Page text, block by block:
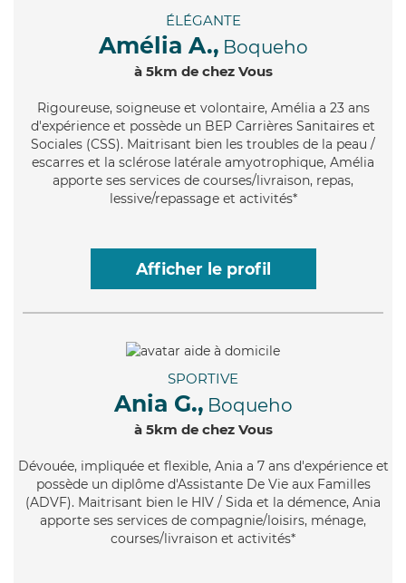
ÉLÉGANTE
Amélia A., Boqueho
à 5km de chez Vous
Rigoureuse, soigneuse et volontaire, Amélia a 23 ans
d'expérience et possède un BEP Carrières Sanitaires et
Sociales (CSS). Maitrisant bien les troubles de la peau /
escarres et la sclérose latérale amyotrophique, Amélia
apporte ses services de courses/livraison, repas,
lessive/repassage et activités*
Afficher le profil
SPORTIVE
Ania G., Boqueho
à 5km de chez Vous
Dévouée, impliquée et flexible, Ania a 7 ans d'expérience et
possède un diplôme d'Assistante De Vie aux Familles
(ADVF). Maitrisant bien le HIV / Sida et la démence, Ania
apporte ses services de compagnie/loisirs, ménage,
courses/livraison et activités*